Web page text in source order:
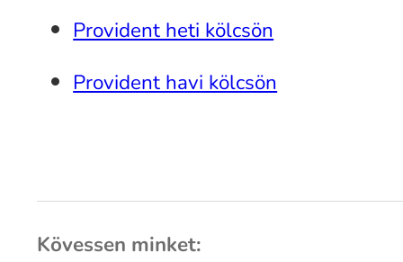
Provident heti kölcsön
Provident havi kölcsön
Kövessen minket: